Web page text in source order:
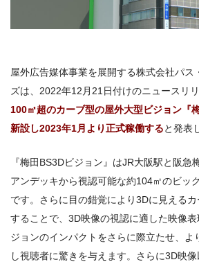
屋外広告媒体事業を展開する株式会社パス
ズは、2022年12月21日付けのニュースリ
100㎡超のカーブ型の屋外大型ビジョン『
新設し2023年1月より正式稼働すると発表
『梅田BS3Dビジョン』はJR大阪駅と阪急
アンデッキから視認可能な約104㎡のビッ
です。さらに目の錯覚により3Dに見える
することで、3D映像の視認に適した映像
ジョンのインパクトをさらに際立たせ、よ
し視聴者に驚きを与えます。さらに3D映